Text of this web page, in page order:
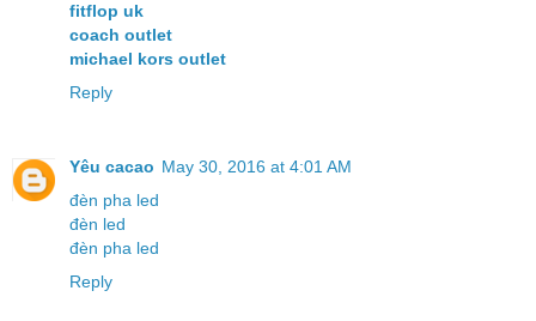
fitflop uk
coach outlet
michael kors outlet
Reply
Yêu cacao May 30, 2016 at 4:01 AM
đèn pha led
đèn led
đèn pha led
Reply